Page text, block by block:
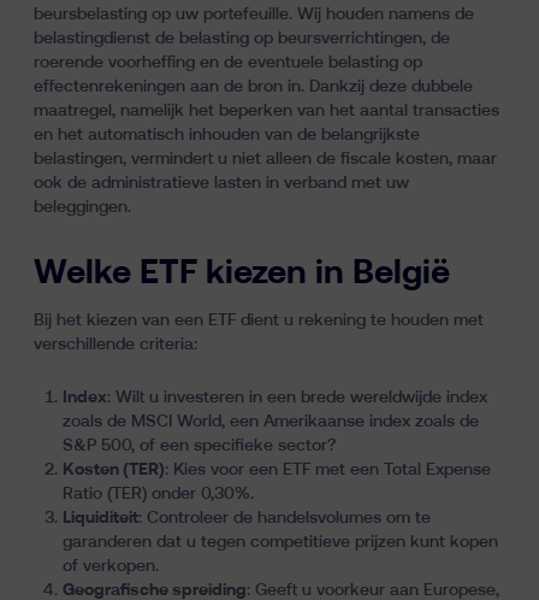
beursbelasting op uw portefeuille. Wij houden namens de
belastingdienst de belasting op beursverrichtingen, de
roerende voorheffing en de eventuele belasting op
effectenrekeningen aan de bron in. Dankzij deze dubbele
maatregel, namelijk het beperken van het aantal transacties
en het automatisch inhouden van de belangrijkste
belastingen, vermindert u niet alleen de fiscale kosten, maar
ook de administratieve lasten in verband met uw
beleggingen.
Welke ETF kiezen in België
Bij het kiezen van een ETF dient u rekening te houden met
verschillende criteria:
Index: Wilt u investeren in een brede wereldwijde index
zoals de MSCI World , een Amerikaanse index zoals de
S&P 500, of een specifieke sector?
Kosten (TER): Kies voor een ETF met een Total Expense
Ratio (TER) onder 0,30%.
Liquiditeit: Controleer de handelsvolumes om te
garanderen dat u tegen competitieve prijzen kunt kopen
of verkopen.
Geografische spreiding: Geeft u voorkeur aan Europese,